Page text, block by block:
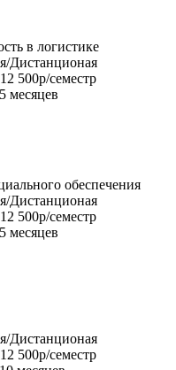
в логистике
Дистанционая
500р/семестр
месяцев
обеспечения
Дистанционая
500р/семестр
месяцев
Дистанционая
500р/семестр